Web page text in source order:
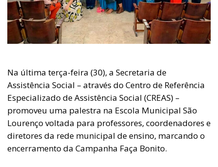
Na última terça-feira (30), a Secretaria de
Assistência Social – através do Centro de Referência
Especializado de Assistência Social (CREAS) –
promoveu uma palestra na Escola Municipal São
Lourenço voltada para professores, coordenadores e
diretores da rede municipal de ensino, marcando o
encerramento da Campanha Faça Bonito.